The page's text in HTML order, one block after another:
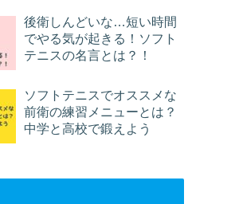
後衛しんどいな…短い時間
でやる気が起きる！ソフト
テニスの名言とは？！
ソフトテニスでオススメな
前衛の練習メニューとは？
中学と高校で鍛えよう